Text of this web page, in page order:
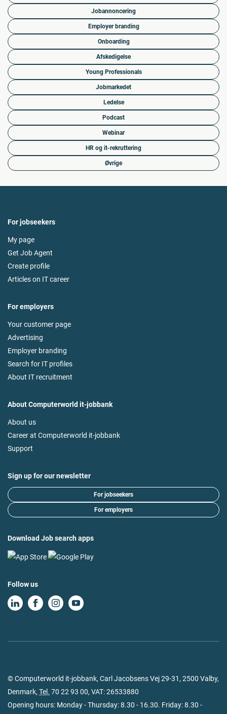
Jobannoncering
Employer branding
Onboarding
Afskedigelse
Young Professionals
Jobmarkedet
Ledelse
Podcast
Webinar
HR og it-rekruttering
Øvrige
For jobseekers
My page
Get Job Agent
Create profile
Articles on IT career
For employers
Your customer page
Advertising
Employer branding
Search for IT profiles
About IT recruitment
About Computerworld it-jobbank
About us
Career at Computerworld it-jobbank
Support
Sign up for our newsletter
For jobseekers
For employers
Download Job search apps
Follow us
© Computerworld it-jobbank, Carl Jacobsens Vej 29-31, 2500 Valby,
Denmark, Tel. 70 22 93 00, VAT: 26533880
Opening hours: Monday - Thursday: 8.30 - 16.30. Friday: 8.30 -